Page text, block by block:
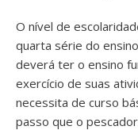
O nível de
quarta série do
deverá ter o ensino
exercício de suas
necessita de curso
passo que o